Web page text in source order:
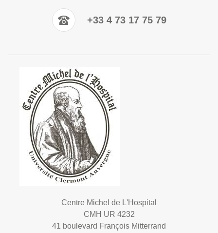
+33 4 73 17 75 79
Centre Michel de L'Hospital
CMH UR 4232
41 boulevard François Mitterrand